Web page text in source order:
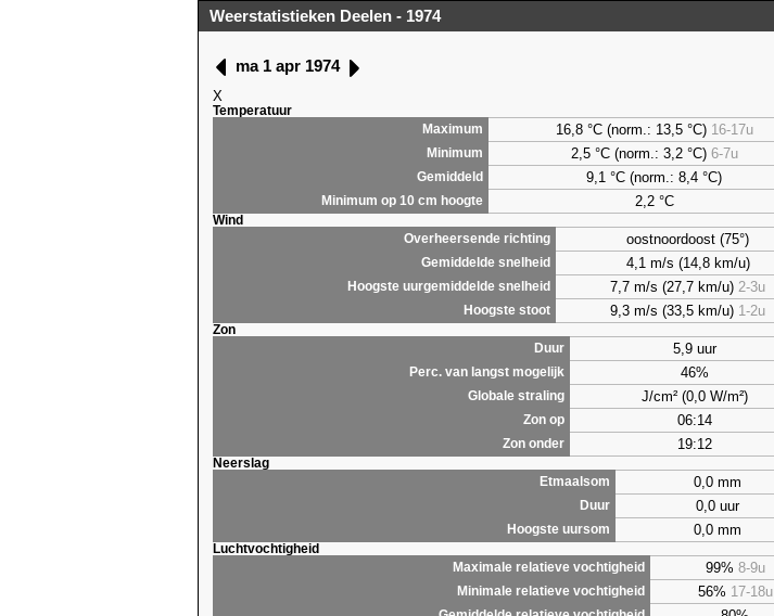
Weerstatistieken Deelen - 1974
ma 1 apr 1974
X
Temperatuur
Maximum
16,8 °C (norm.: 13,5 °C) 16-17u
Minimum 2,5°C (norm.: 3,2 °C) 6-7u
Gemiddeld 9,1 °C (norm.: 8,4 °C)
Minimum op 10 cm hoogte 2,2°C
Wind
Overheersende richting
oostnoordoost (75°)
Gemiddelde snelheid 4,1 m/s (14,8 km/u)
Hoogste uurgemiddelde snelheid 7,7 m/s (27,7 km/u) 2-3u
Hoogste stoot 9,3 m/s (33,5 km/u) 1-2u
Zon
Duur
5,9 uur
Perc. van langst mogelijk 46%
Globale straling J/cm² (0,0 W/m²)
Zon op 06:14
Zon onder 19:12
Neerslag
Etmaalsom
0,0 mm
Duur 0,0 uur
Hoogste uursom 0,0 mm
Luchtvochtigheid
Maximale relatieve vochtigheid
99% 8-9u
Minimale relatieve vochtigheid 56% 17-18u